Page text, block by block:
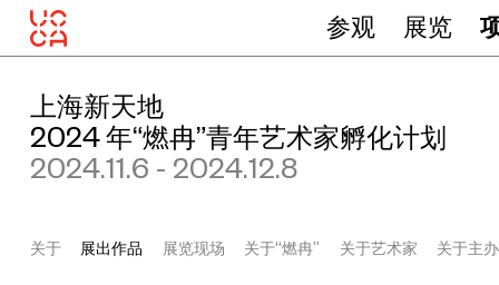
参观 展览
上海新天地
2024 年“燃冉”青年艺术家孵化计划
2024.11.6 - 2024.12.8
关于 展出作品 展览现场 关于“燃冉” 关于艺术家 关于主